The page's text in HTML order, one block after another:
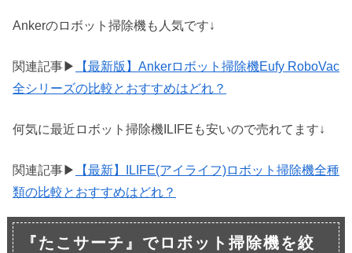
Ankerのロボット掃除機も人気です↓
関連記事▶
【最新版】Ankerロボット掃除機Eufy RoboVac
全シリーズの比較とおすすめはどれ？
何気に最近ロボット掃除機ILIFEも安いので売れてます↓
関連記事▶
【最新】ILIFE(アイライフ)ロボット掃除機全種
類の比較とおすすめはどれ？
『たこサーチ』でロボット掃除機を絞